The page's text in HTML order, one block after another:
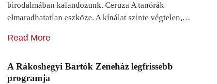
birodalmában kalandozunk. Ceruza A tanórák
elmaradhatatlan eszköze. A kínálat szinte végtelen,…
Read More
A Rákoshegyi Bartók Zeneház legfrissebb
programja